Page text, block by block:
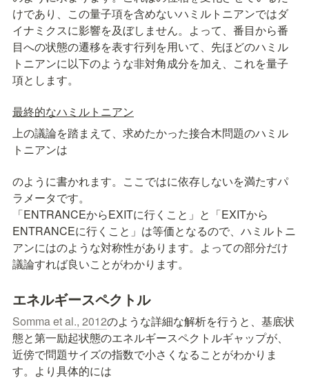
けであり、この量子項を含めないハミルトニアンではダ
イナミクスに影響を及ぼしません。よって、 番目から番
目への状態の遷移を表す行列を用いて、先ほどのハミル
トニアンに以下のような非対角成分を加え、これを量子
項とします。
最終的なハミルトニアン
上の議論を踏まえて、求めたかった接合木問題のハミル
トニアンは
のように書かれます。ここではに依存しないを満たすパ
ラメータです。
「ENTRANCEからEXITに行くこと」と「EXITから
ENTRANCEに行くこと」は等価となるので、ハミルトニ
アンにはのような対称性があります。よっての部分だけ
議論すれば良いことがわかります。
エネルギースペクトル
Somma et al., 2012のような詳細な解析を行うと、基底状
態と第一励起状態のエネルギースペクトルギャップが、
近傍で問題サイズの指数で小さくなることがわかりま
す。より具体的には